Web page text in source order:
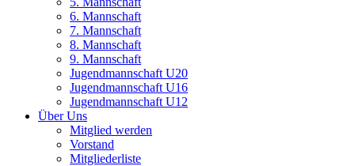
6. Mannschaft
7. Mannschaft
8. Mannschaft
9. Mannschaft
Jugendmannschaft U20
Jugendmannschaft U16
Jugendmannschaft U12
Über Uns
Mitglied werden
Vorstand
Mitgliederliste